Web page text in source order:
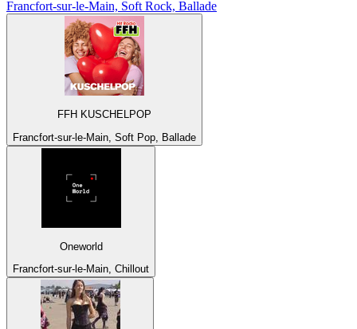
Francfort-sur-le-Main, Soft Rock, Ballade
FFH KUSCHELPOP
Francfort-sur-le-Main, Soft Pop, Ballade
Oneworld
Francfort-sur-le-Main, Chillout